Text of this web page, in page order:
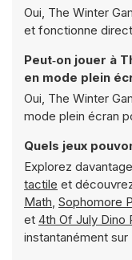
Oui, The Winter
et fonctionne
Peut‑on jouer à
en mode plein
Oui, The Winter
mode plein écran
Quels jeux
Explorez
tactile et
Math, Sophomore
et 4th Of July Dino
instantanément sur